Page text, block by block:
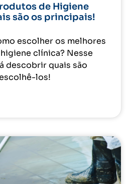
de Higiene
são os principais!
escolher os melhores
clínica? Nesse
descobrir quais são
los!